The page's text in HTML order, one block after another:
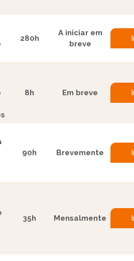
280h
A iniciar em
breve
8h Em breve
90h Brevemente
35h Mensalmente